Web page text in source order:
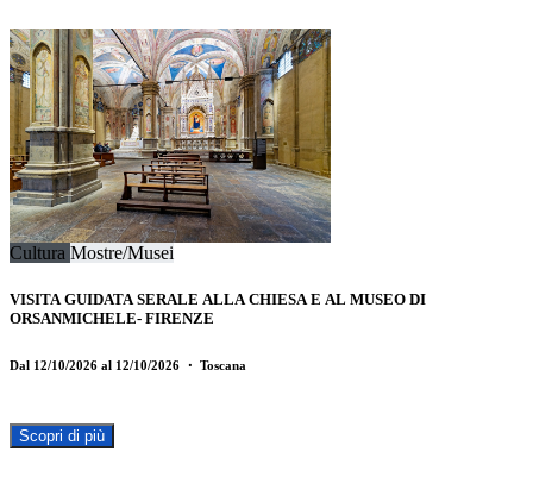
Cultura Mostre/Musei
VISITA GUIDATA SERALE ALLA CHIESA E AL MUSEO DI
ORSANMICHELE- FIRENZE
Dal 12/10/2026 al 12/10/2026 ・ Toscana
Scopri di più